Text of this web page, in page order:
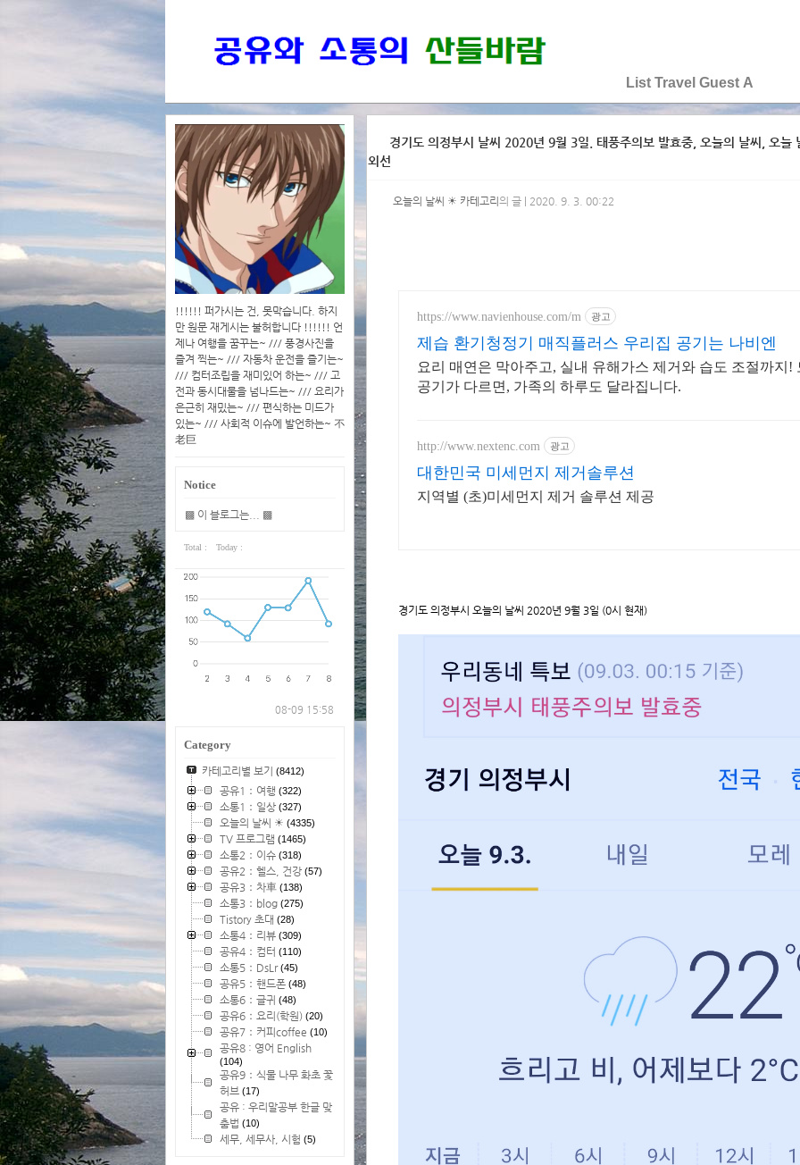
List Travel Guest A
!!!!!! 퍼가시는 건, 못막습니다. 하지
만 원문 재게시는 불허합니다 !!!!!! 언
제나 여행을 꿈꾸는~ /// 풍경사진을
즐겨 찍는~ /// 자동차 운전을 즐기는~
/// 컴터조립을 재미있어 하는~ /// 고
전과 동시대물을 넘나드는~ /// 요리가
은근히 재밌는~ /// 편식하는 미드가
있는~ /// 사회적 이슈에 발언하는~ 不
老巨
Notice
▩ 이 블로그는... ▩
Total : Today :
08-09 15:58
Category
카테고리별 보기 (8412)
공유1：여행 (322)
소통1：일상(327)
오늘의 날씨 ☀ (4335)
TV 프로그램 (1465)
소통2：이슈(318)
공유2：헬스, 건강(57)
공유3：차車(138)
소통3：blog(275)
Tistory 초대 (28)
소통4：리뷰(309)
공유4：컴터 (110)
소통5：DsLr(45)
공유5：핸드폰(48)
소통6：글귀 (48)
공유6：요리(학원)(20)
공유7：커피coffee (10)
공유8 : 영어 English
(104)
공유9：식물 나무 화초 꽃
허브 (17)
공유 : 우리말공부 한글 맞
춤법 (10)
세무, 세무사, 시험 (5)
경기도 의정부시 날씨 2020년 9월 3일. 태풍주의보 발효중, 오늘의 날씨, 오
외선
오늘의 날씨 ☀ 카테고리 의 글 | 2020. 9. 3. 00:22
https://www.navienhouse.com/m 광고
제습 환기청정기 매직플러스 우리집 공기는 나비엔
요리 매연은 막아주고, 실내 유해가스 제거와 습도 조절까지!
공기가 다르면, 가족의 하루도 달라집니다.
http://www.nextenc.com 광고
대한민국 미세먼지 제거솔루션
지역별 (초)미세먼지 제거 솔루션 제공
경기도 의정부시 오늘의 날씨 2020년 9월 3일 (0시 현재)